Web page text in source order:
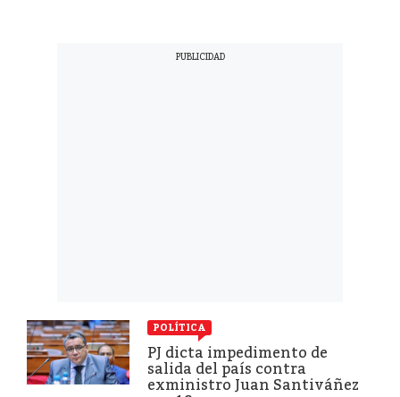
POLÍTICA
PJ dicta impedimento de
salida del país contra
exministro Juan Santiváñez